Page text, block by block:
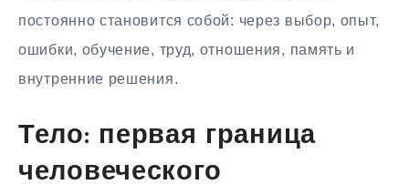
постоянно становится собой: через выбор, опыт,
ошибки, обучение, труд, отношения, память и
внутренние решения.
Тело: первая граница
человеческого